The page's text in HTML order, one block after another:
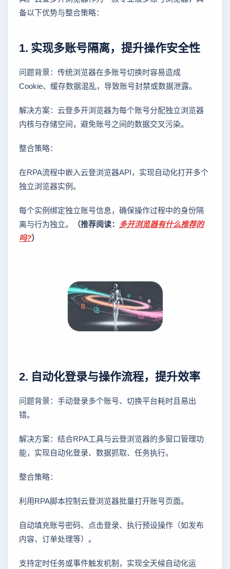
备以下优势与整合策略：
1. 实现多账号隔离，提升操作安全性
问题背景：传统浏览器在多账号切换时容易造成
Cookie、缓存数据混乱，导致账号封禁或数据泄露。
解决方案：云登多开浏览器为每个账号分配独立浏览器
内核与存储空间，避免账号之间的数据交叉污染。
整合策略：
在RPA流程中嵌入云登浏览器API，实现自动化打开多个
独立浏览器实例。
每个实例绑定独立账号信息，确保操作过程中的身份隔
离与行为独立。
（推荐阅读： 多开浏览器有什么推荐的
吗?）
2. 自动化登录与操作流程，提升效率
问题背景：手动登录多个账号、切换平台耗时且易出
错。
解决方案：结合RPA工具与云登浏览器的多窗口管理功
能，实现自动化登录、数据抓取、任务执行。
整合策略：
利用RPA脚本控制云登浏览器批量打开账号页面。
自动填充账号密码、点击登录、执行预设操作（如发布
内容、订单处理等）。
支持定时任务或事件触发机制，实现全天候自动化运